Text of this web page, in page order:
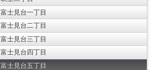
富士見台一丁目
富士見台二丁目
富士見台三丁目
富士見台四丁目
富士見台五丁目